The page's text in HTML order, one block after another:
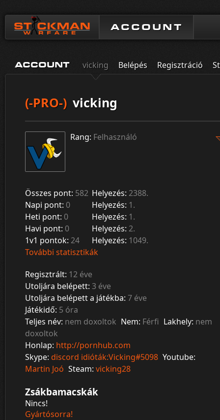
ACCOUNT
ACCOUNT vicking Belépés Regisztráció
(-PRO-) vicking
Rang: Felhasználó
Összes pont: 582 Helyezés: 2388.
Napi pont: 0 Helyezés: 1.
Heti pont: 0 Helyezés: 1.
Havi pont: 0 Helyezés: 2.
1v1 pontok: 24 Helyezés: 1049.
További statisztikák
Regisztrált: 12 éve
Utoljára belépett: 3 éve
Utoljára belépett a játékba: 7 éve
Játékidő: 5 óra
Teljes név: nem doxoltok Nem: Férfi Lakhely: nem
doxoltok
Honlap: http://pornhub.com
Skype: discord idióták:Vicking#5098 Youtube:
Martin Joó Steam: vicking28
Zsákbamacskák
Nincs!
Gyártósorra!